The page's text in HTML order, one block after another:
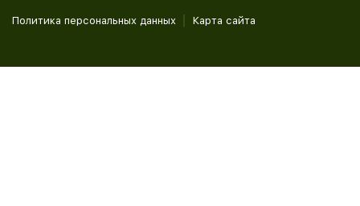
Политика персональных данных Карта сайта